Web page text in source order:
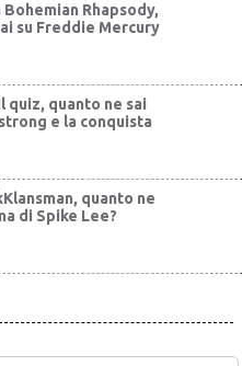
Rhapsody,
su Freddie Mercury
quiz, quanto ne sai
e la conquista
quanto ne
di Spike Lee?